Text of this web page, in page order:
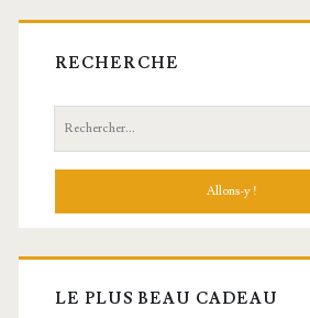
RECHERCHE
Recherche:
LE PLUS BEAU CADEAU